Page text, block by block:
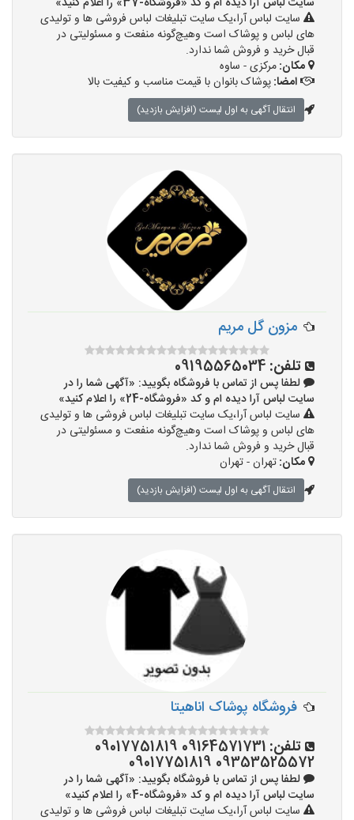
سایت لباس آرا،یک سایت تبلیغات لباس فروشی ها و تولیدی
های لباس و پوشاک است وهیچ‌گونه منفعت و مسئولیتی در
قبال خرید و فروش شما ندارد.
مکان:مرکزی - ساوه
امضا:پوشاک بانوان با قیمت مناسب و کیفیت بالا
انتقال آگهی به اول لیست (افزایش بازدید)
مزون گل مریم
تلفن: 09195565034
لطفا پس از تماس با فروشگاه بگویید: «آگهی شما را در
سایت لباس آرا دیده ام و کد «فروشگاه-24» را اعلام کنید»
سایت لباس آرا،یک سایت تبلیغات لباس فروشی ها و تولیدی
های لباس و پوشاک است وهیچ‌گونه منفعت و مسئولیتی در
قبال خرید و فروش شما ندارد.
مکان:تهران - تهران
انتقال آگهی به اول لیست (افزایش بازدید)
فروشگاه پوشاک اناهیتا
تلفن:
09164571731 09017751819
09353525572 09017751819
لطفا پس از تماس با فروشگاه بگویید: «آگهی شما را در
سایت لباس آرا دیده ام و کد «فروشگاه-4» را اعلام کنید»
سایت لباس آرا،یک سایت تبلیغات لباس فروشی ها و تولیدی